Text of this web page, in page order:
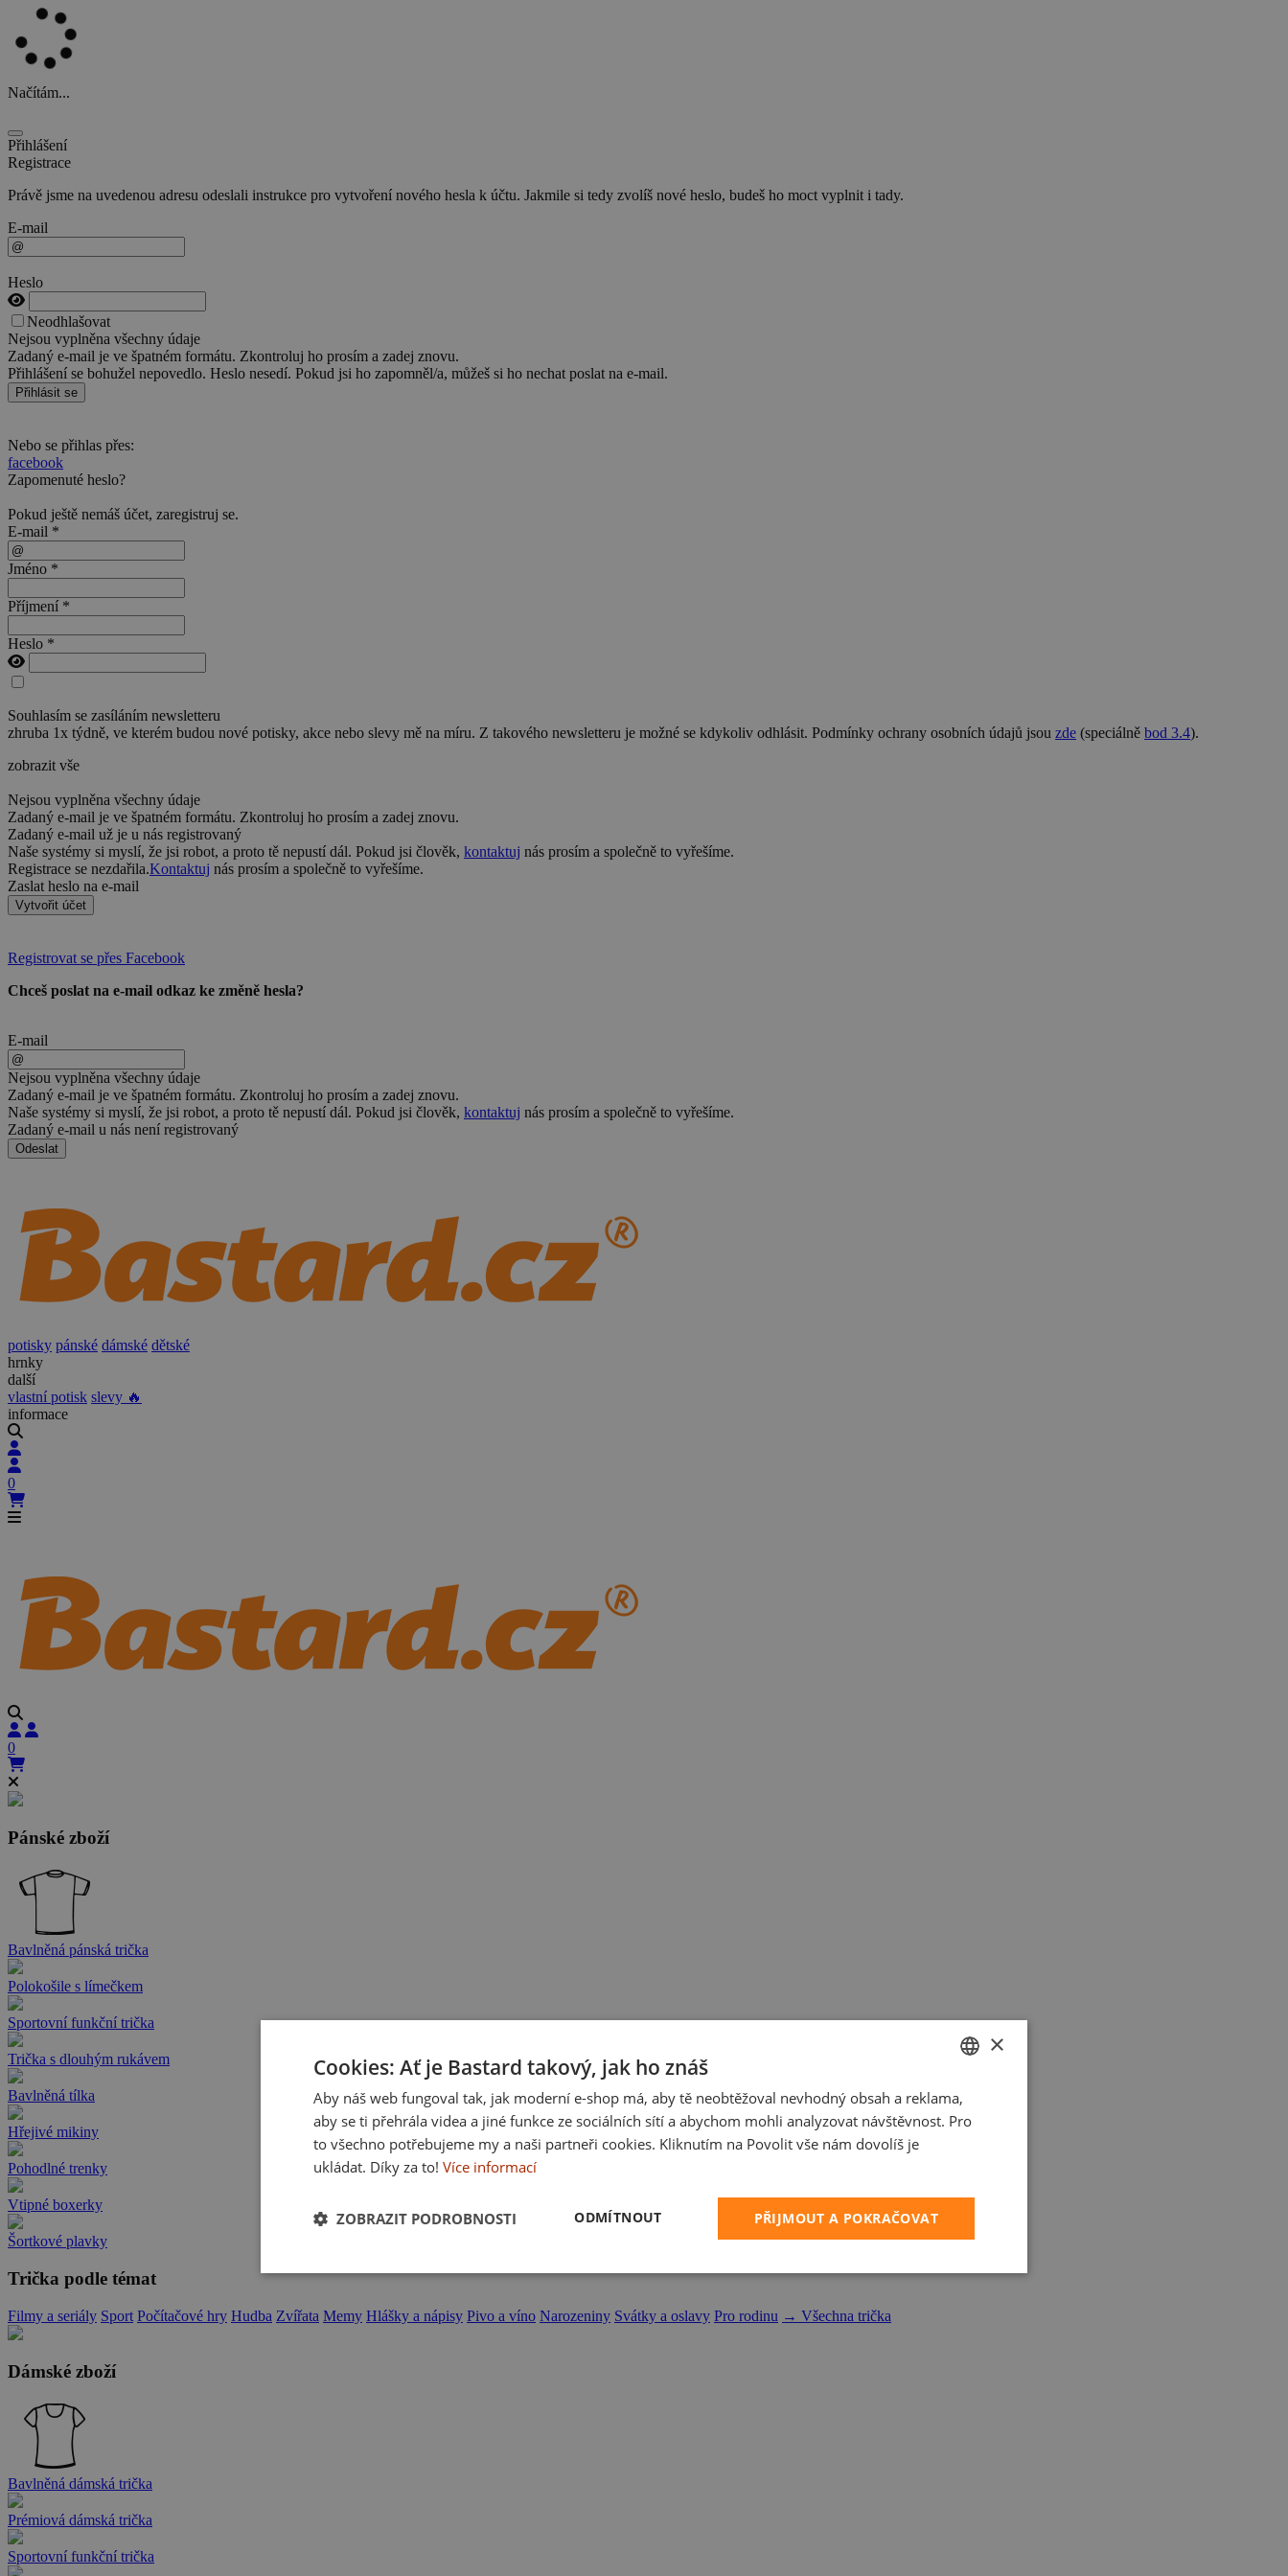
Načítám...
Přihlášení
Registrace
Právě jsme na uvedenou adresu odeslali instrukce pro vytvoření nového hesla k účtu. Jakmile si tedy zvolíš nové heslo, budeš ho moct vyplnit i tady.
E-mail
Heslo
Neodhlašovat
Nejsou vyplněna všechny údaje
Zadaný e-mail je ve špatném formátu. Zkontroluj ho prosím a zadej znovu.
Přihlášení se bohužel nepovedlo. Heslo nesedí. Pokud jsi ho zapomněl/a, můžeš si ho nechat poslat na e-mail.
Přihlásit se
Nebo se přihlas přes:
facebook
Zapomenuté heslo?
Pokud ještě nemáš účet, zaregistruj se.
E-mail *
Jméno *
Příjmení *
Heslo *
Souhlasím se zasíláním newsletteru
zhruba 1x týdně, ve kterém budou nové potisky, akce nebo slevy mě na míru. Z takového newsletteru je možné se kdykoliv odhlásit. Podmínky ochrany osobních údajů jsou zde (speciálně bod 3.4).
zobrazit vše
Nejsou vyplněna všechny údaje
Zadaný e-mail je ve špatném formátu. Zkontroluj ho prosím a zadej znovu.
Zadaný e-mail už je u nás registrovaný
Naše systémy si myslí, že jsi robot, a proto tě nepustí dál. Pokud jsi člověk, kontaktuj nás prosím a společně to vyřešíme.
Registrace se nezdařila.Kontaktuj nás prosím a společně to vyřešíme.
Zaslat heslo na e-mail
Vytvořit účet
Registrovat se přes Facebook
Chceš poslat na e-mail odkaz ke změně hesla?
E-mail
Nejsou vyplněna všechny údaje
Zadaný e-mail je ve špatném formátu. Zkontroluj ho prosím a zadej znovu.
Naše systémy si myslí, že jsi robot, a proto tě nepustí dál. Pokud jsi člověk, kontaktuj nás prosím a společně to vyřešíme.
Zadaný e-mail u nás není registrovaný
Odeslat
potisky pánské dámské dětské
hrnky
další
vlastní potisk slevy 🔥
informace
0
0
Pánské zboží
Bavlněná pánská trička
Polokošile s límečkem
Sportovní funkční trička
Trička s dlouhým rukávem
Bavlněná tílka
Hřejivé mikiny
Pohodlné trenky
Vtipné boxerky
Šortkové plavky
Trička podle témat
Filmy a seriály Sport Počítačové hry Hudba Zvířata Memy Hlášky a nápisy Pivo a víno Narozeniny Svátky a oslavy Pro rodinu → Všechna trička
Dámské zboží
Bavlněná dámská trička
Prémiová dámská trička
Sportovní funkční trička
CZECH
SLOVAK
×
Cookies: Ať je Bastard takový, jak ho znáš
Aby náš web fungoval tak, jak moderní e-shop má, aby tě neobtěžoval nevhodný obsah a reklama,
aby se ti přehrála videa a jiné funkce ze sociálních sítí a abychom mohli analyzovat návštěvnost. Pro
to všechno potřebujeme my a naši partneři cookies. Kliknutím na Povolit vše nám dovolíš je
ukládat. Díky za to! Více informací
PŘIJMOUT A POKRAČOVAT
ODMÍTNOUT
ZOBRAZIT PODROBNOSTI